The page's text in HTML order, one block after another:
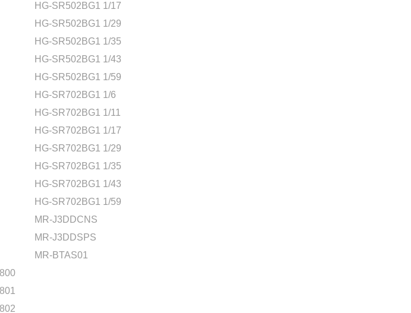
HG-SR502BG1 1/17
HG-SR502BG1 1/29
HG-SR502BG1 1/35
HG-SR502BG1 1/43
HG-SR502BG1 1/59
HG-SR702BG1 1/6
HG-SR702BG1 1/11
HG-SR702BG1 1/17
HG-SR702BG1 1/29
HG-SR702BG1 1/35
HG-SR702BG1 1/43
HG-SR702BG1 1/59
MR-J3DDCNS
MR-J3DDSPS
MR-BTAS01